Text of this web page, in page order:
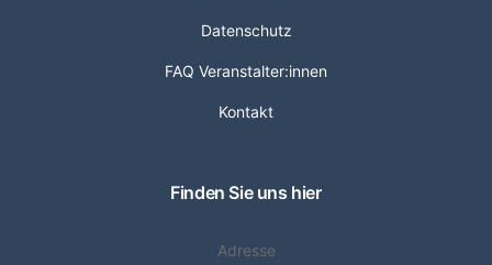
Datenschutz
FAQ Veranstalter:innen
Kontakt
Finden Sie uns hier
Adresse